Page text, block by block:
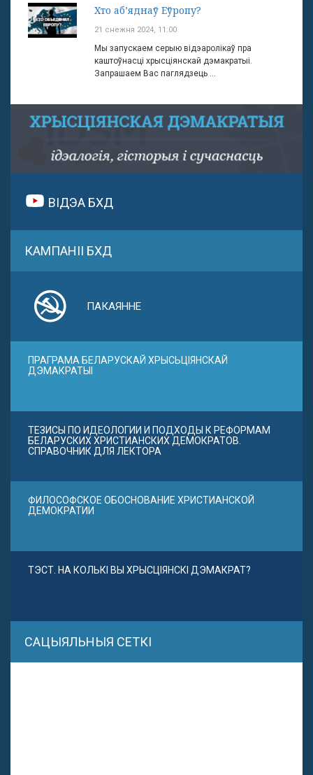
Хто аб’яднаў Еўропу?
21 снежня 2024, 11:00
Мы запускаем серыю відэаролікаў пра
каштоўнасці хрысціянскай дэмакратыі.
Запрашаем Вас паглядзець ...
ВІДЭА БХД
КАМПАНІІ БХД
ПАКАЯННЕ
ПРАГРАМА БЕЛАРУСКАЙ ХРЫСЬЦІЯНСКАЙ
ДЭМАКРАТЫІ
ТЕЗИСЫ ПО ИДЕОЛОГИИ И ПОДХОДЫ К РЕФОРМАМ
БЕЛАРУСКИХ ХРИСТИАНСКИХ ДЕМОКРАТОВ.
СПРАВОЧНИК ДЛЯ ЛЕКТОРА
ФИЛОСОФСКОЕ ОБОСНОВАНИЕ ХРИСТИАНСКОЙ
ДЕМОКРАТИИ
ТЭСТ. НА КОЛЬКІ ВЫ ХРЫСЦІЯНСКІ ДЭМАКРАТ?
САЦЫЯЛЬНЫЯ СЕТКІ